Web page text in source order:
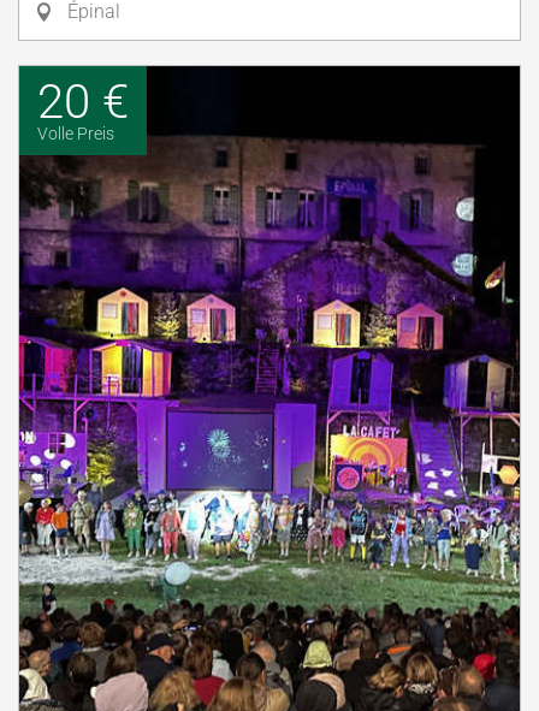
Épinal
20 €
Volle Preis